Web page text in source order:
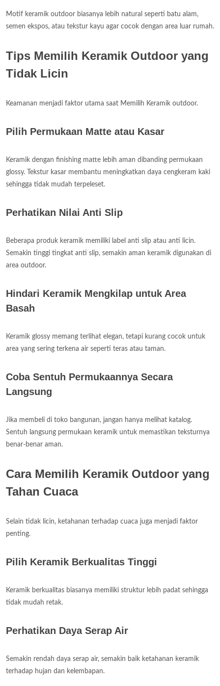
Motif keramik outdoor biasanya lebih natural seperti batu alam,
semen ekspos, atau tekstur kayu agar cocok dengan area luar rumah.
Tips Memilih Keramik Outdoor yang
Tidak Licin
Keamanan menjadi faktor utama saat Memilih Keramik outdoor.
Pilih Permukaan Matte atau Kasar
Keramik dengan finishing matte lebih aman dibanding permukaan
glossy. Tekstur kasar membantu meningkatkan daya cengkeram kaki
sehingga tidak mudah terpeleset.
Perhatikan Nilai Anti Slip
Beberapa produk keramik memiliki label anti slip atau anti licin.
Semakin tinggi tingkat anti slip, semakin aman keramik digunakan di
area outdoor.
Hindari Keramik Mengkilap untuk Area
Basah
Keramik glossy memang terlihat elegan, tetapi kurang cocok untuk
area yang sering terkena air seperti teras atau taman.
Coba Sentuh Permukaannya Secara
Langsung
Jika membeli di toko bangunan, jangan hanya melihat katalog.
Sentuh langsung permukaan keramik untuk memastikan teksturnya
benar-benar aman.
Cara Memilih Keramik Outdoor yang
Tahan Cuaca
Selain tidak licin, ketahanan terhadap cuaca juga menjadi faktor
penting.
Pilih Keramik Berkualitas Tinggi
Keramik berkualitas biasanya memiliki struktur lebih padat sehingga
tidak mudah retak.
Perhatikan Daya Serap Air
Semakin rendah daya serap air, semakin baik ketahanan keramik
terhadap hujan dan kelembapan.